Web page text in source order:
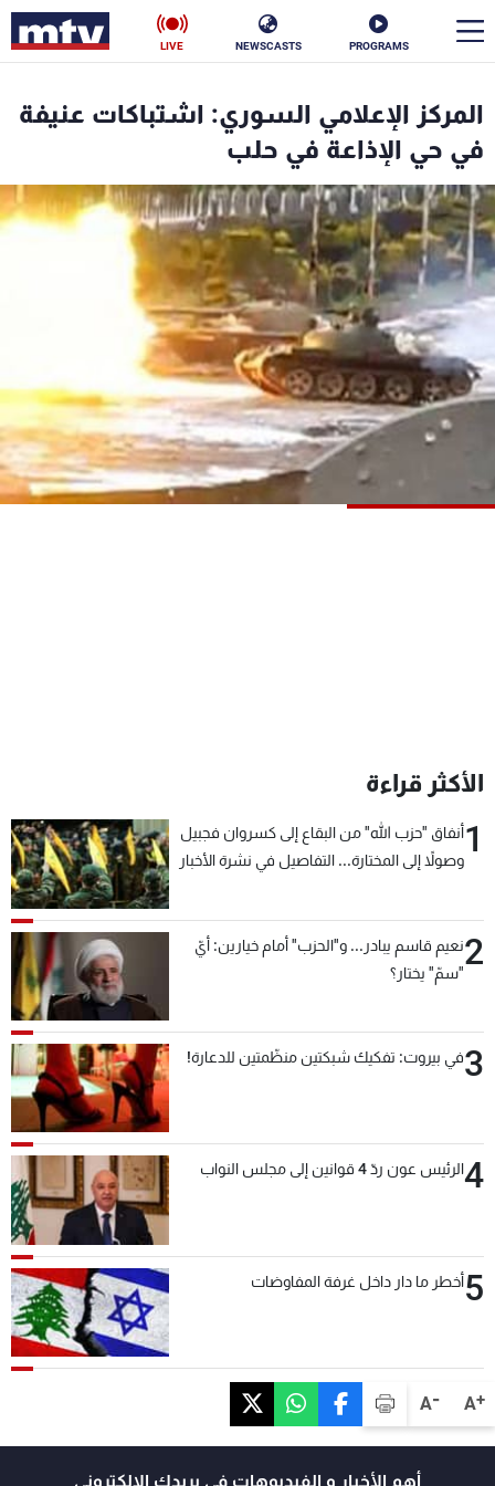
PROGRAMS
NEWSCASTS
LIVE
A+
A-
المركز الإعلامي السوري: اشتباكات عنيفة
في حي الإذاعة في حلب
الأكثر قراءة
1أنفاق "حزب الله" من البقاع إلى كسروان فجبيل
وصولاً إلى المختارة... التفاصيل في نشرة الأخبار
2نعيم قاسم يبادر... و"الحزب" أمام خيارين: أيّ
"سمّ" يختار؟
3في بيروت: تفكيك شبكتين منظّمتين للدعارة!
4الرئيس عون ردّ 4 قوانين إلى مجلس النواب
5أخطر ما دار داخل غرفة المفاوضات
أهم الأخبار و الفيديوهات في بريدك الالكتروني
الأخبار
سياسة ناس
إقتصاد فن
منوعات رياضة
كأس العالم
جدول البرامج